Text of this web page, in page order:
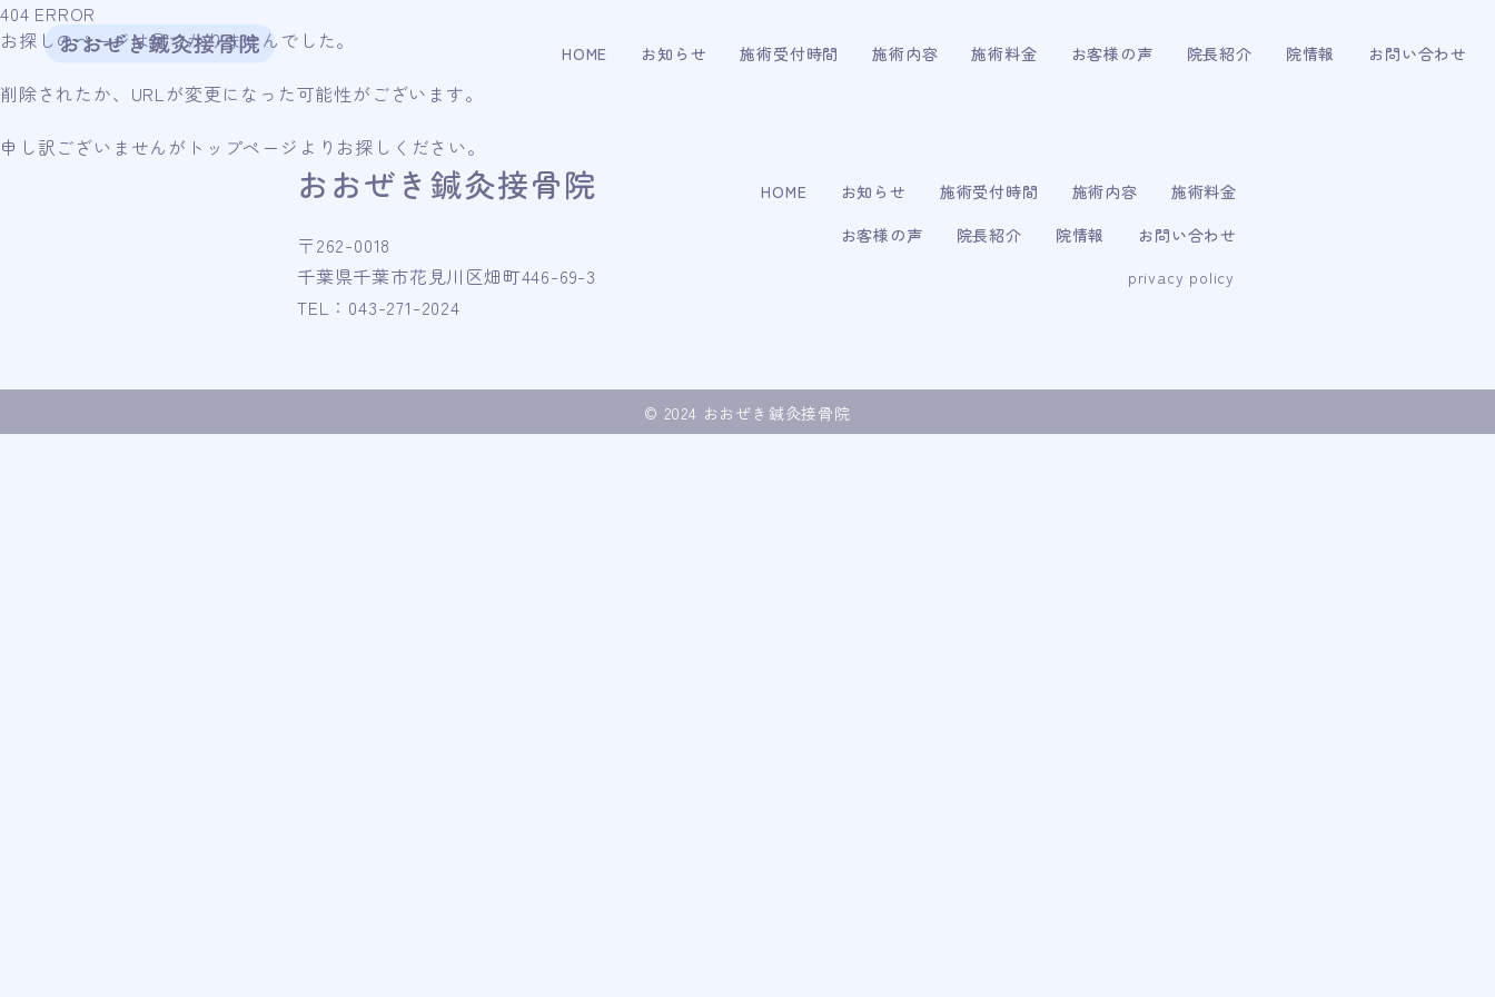
HOME お知らせ 施術受付時間 施術内容 施術料金 お客様の声 院長紹介 院情報 お問い合わせ
404 ERROR
お探しのページは見つかりませんでした。
削除されたか、URLが変更になった可能性がございます。
申し訳ございませんがトップページよりお探しください。
おおぜき鍼灸接骨院
〒262-0018
千葉県千葉市花見川区畑町446-69-3
TEL：043-271-2024
HOME お知らせ 施術受付時間 施術内容
施術料金
お客様の声
院長紹介 院情報
お問い合わせ
privacy policy
© 2024 おおぜき鍼灸接骨院